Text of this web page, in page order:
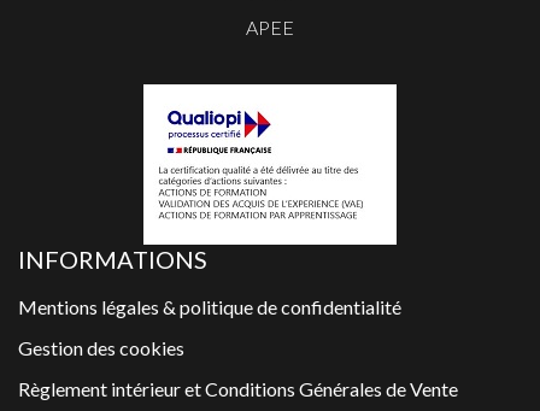
APEE
INFORMATIONS
Mentions légales & politique de confidentialité
Gestion des cookies
Règlement intérieur et Conditions Générales de Vente